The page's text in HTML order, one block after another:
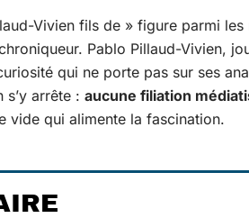
Vivien fils de » figure parmi
Pablo Pillaud-Vivien,
qui ne porte pas sur ses
s’y arrête : aucune filiation
vide qui alimente la fascination.